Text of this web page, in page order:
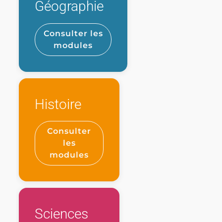
NOS PARTENAIRES ÉDUCATIFS
Nouvelles
BULLETIN DE LA FONDATION
Bourse & Projets
BOURSE ALAIN BRUNET
PROJETS
AMIs de la Fondation
Géographie
Consulter les
modules
Histoire
Consulter
les
modules
Sciences